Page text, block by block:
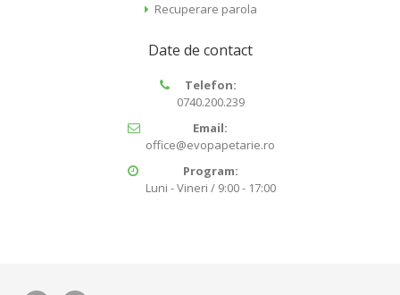
Recuperare parola
Date de contact
Telefon:
0740.200.239
Email:
office@evopapetarie.ro
Program:
Luni - Vineri / 9:00 - 17:00